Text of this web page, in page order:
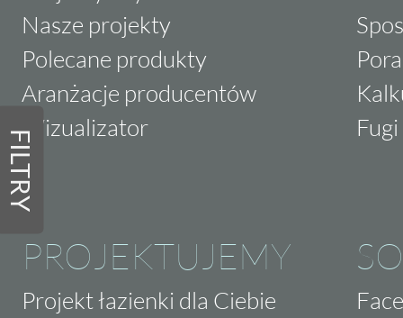
FILTRY
Nasze projekty
Polecane produkty
Aranżacje producentów
Wizualizator
PROJEKTUJEMY
Projekt łazienki dla Ciebie